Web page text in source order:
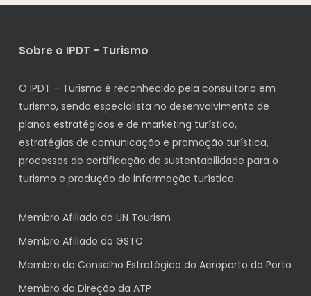
Sobre o IPDT - Turismo
O IPDT – Turismo é reconhecido pela consultoria em
turismo, sendo especialista no desenvolvimento de
planos estratégicos e de marketing turístico,
estratégias de comunicação e promoção turística,
processos de certificação de sustentabilidade para o
turismo e produção de informação turística.
Membro Afiliado da UN Tourism
Membro Afiliado do GSTC
Membro do Conselho Estratégico do Aeroporto do Porto
Membro da Direção da ATP